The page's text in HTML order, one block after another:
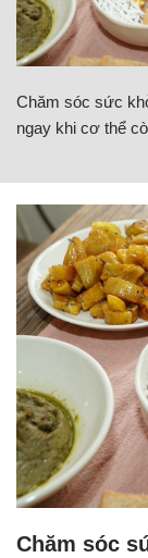
Chăm sóc sức
ngay khi cơ thể
Chăm sóc